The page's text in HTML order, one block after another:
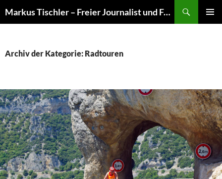
Markus Tischler – Freier Journalist und Fotograf
Archiv der Kategorie: Radtouren